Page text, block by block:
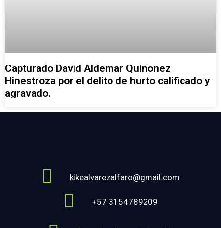
Capturado David Aldemar Quiñonez
Hinestroza por el delito de hurto calificado y
agravado.
kikealvarezalfaro@gmail.com
+57 3154789209